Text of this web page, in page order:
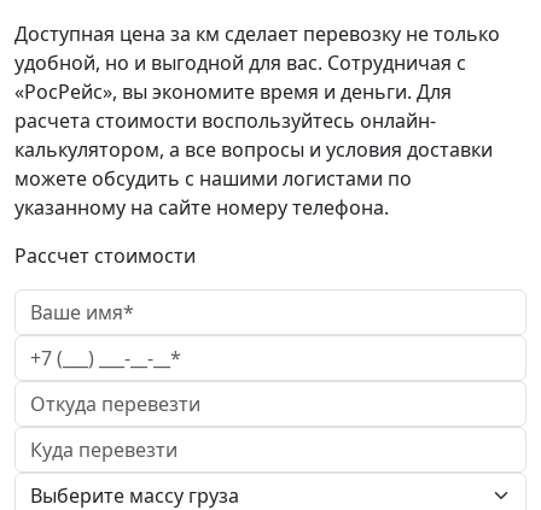
Доступная цена за км сделает перевозку не только
удобной, но и выгодной для вас. Сотрудничая с
«РосРейс», вы экономите время и деньги. Для
расчета стоимости воспользуйтесь онлайн-
калькулятором, а все вопросы и условия доставки
можете обсудить с нашими логистами по
указанному на сайте номеру телефона.
Рассчет стоимости